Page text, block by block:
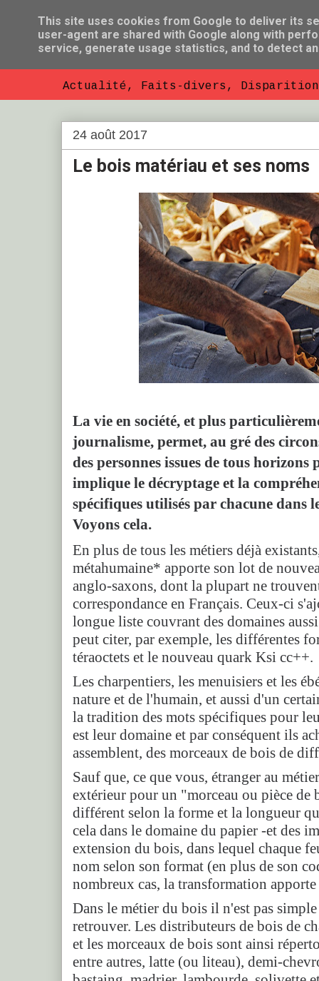
So Florent B
Actualité, Faits-divers,
24 août 2017
Le bois matériau et ses noms
La vie en société, et plus
journalisme, permet, au gré des
des personnes issues de tous horizons
implique le décryptage et la
spécifiques utilisés par chacune dans
Voyons cela.
En plus de tous les métiers déjà
métahumaine* apporte son lot de
anglo-saxons, dont la plupart ne
correspondance en Français. Ceux-ci
longue liste couvrant des domaines
peut citer, par exemple, les différentes
téraoctets et le nouveau quark Ksi cc++.
Les charpentiers, les menuisiers et les
nature et de l'humain, et aussi d'un
la tradition des mots spécifiques pour
est leur domaine et par conséquent ils
assemblent, des morceaux de bois de
Sauf que, ce que vous, étranger au
extérieur pour un "morceau ou pièce
différent selon la forme et la longueur
cela dans le domaine du papier -et des
extension du bois, dans lequel chaque
nom selon son format (en plus de son
nombreux cas, la transformation
Dans le métier du bois il n'est pas
retrouver. Les distributeurs de bois de
et les morceaux de bois sont ainsi
entre autres, latte (ou liteau), demi-
This site uses cookies from Google to deliver its
user-agent are shared with Google along with
service, generate usage statistics, and to detect